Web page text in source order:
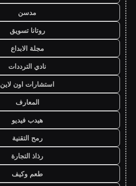
مدسن
روتانا تسويق
مجلة الابداع
نادي الترددات
استشارات اون لاين
المعارف
هيدب فيديو
رمح التقنية
رذاذ التجارة
طعم وكيف